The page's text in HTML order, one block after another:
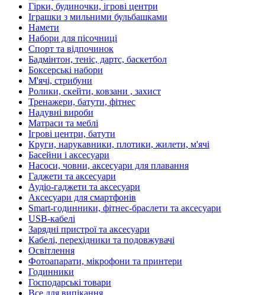
Гірки, будиночки, ігрові центри
Іграшки з мильними бульбашками
Намети
Набори для пісочниці
Спорт та відпочинок
Бадмінтон, теніс, дартс, баскетбол
Боксерські набори
М'ячі, стрибуни
Ролики, скейти, ковзани , захист
Тренажери, батути, фітнес
Надувні вироби
Матраси та меблі
Ігрові центри, батути
Круги, нарукавники, плотики, жилети, м'ячі
Басейни і аксесуари
Насоси, човни, аксесуари для плавання
Гаджети та аксесуари
Аудіо-гаджети та аксесуари
Аксесуари для смартфонів
Smart-годинники, фітнес-браслети та аксесуари
USB-кабелі
Зарядні пристрої та аксесуари
Кабелі, перехідники та подовжувачі
Освітлення
Фотоапарати, мікрофони та принтери
Годинники
Господарські товари
Все для випікання